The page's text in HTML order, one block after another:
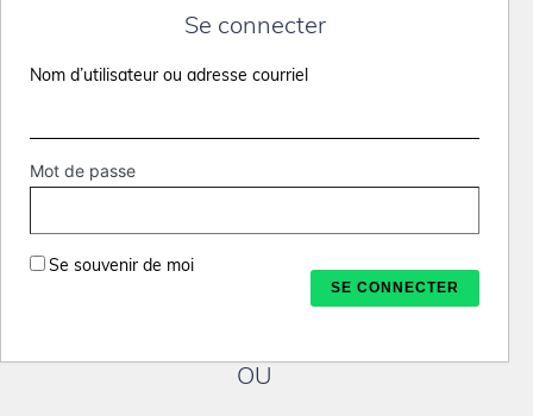
Se connecter
Nom d’utilisateur ou adresse courriel
Mot de passe
Se souvenir de moi
OU